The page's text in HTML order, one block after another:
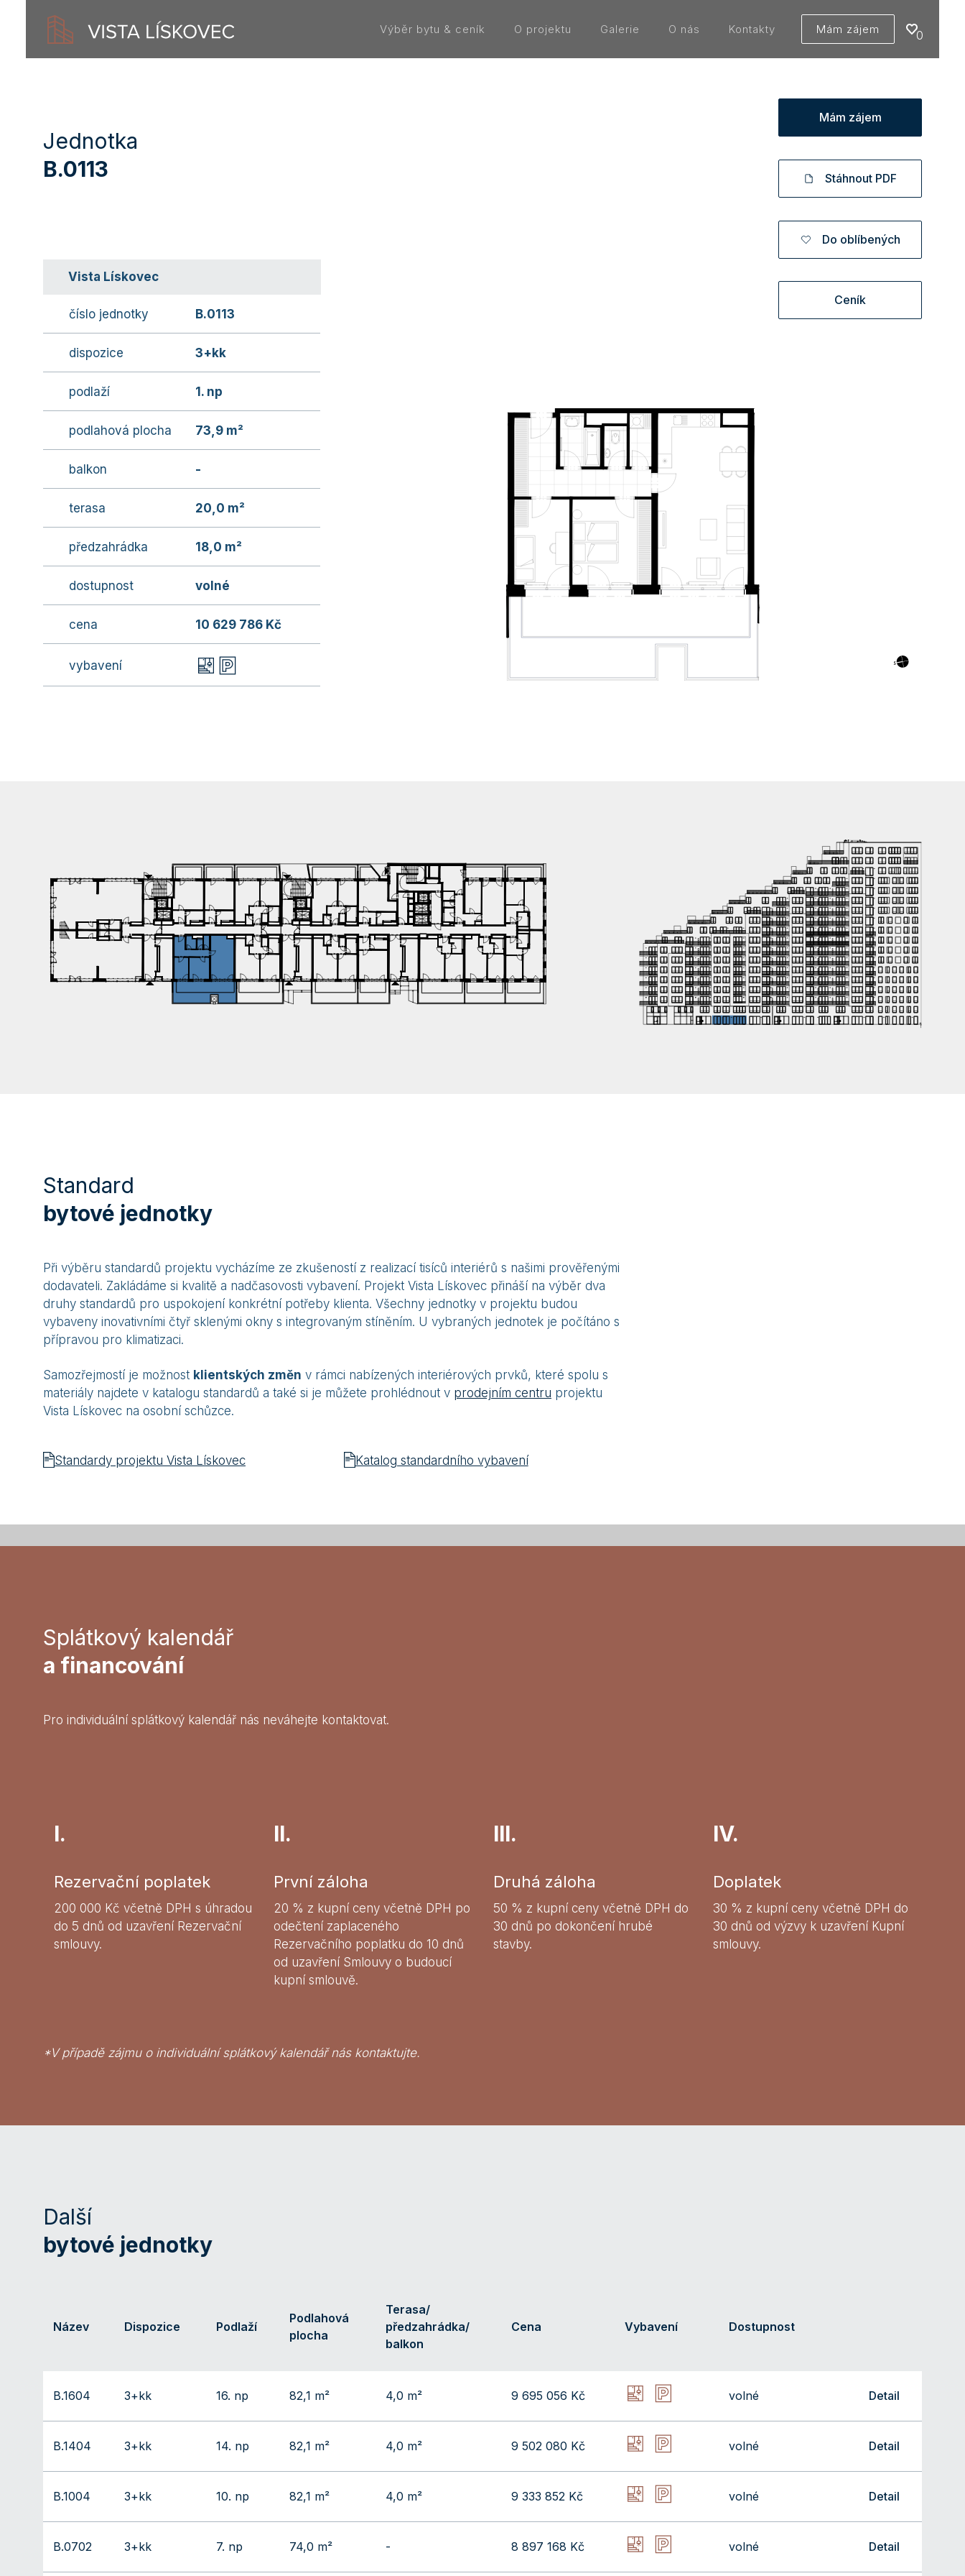
Výběr bytu & ceník O projektu Galerie O nás Kontakty Mám zájem 0
Jednotka
B.0113
Vista Lískovec
číslo jednotky B.0113
dispozice 3+kk
podlaží 1. np
podlahová plocha 73,9 m²
balkon -
terasa 20,0 m²
předzahrádka 18,0 m²
dostupnost volné
cena 10 629 786 Kč
vybavení
Mám zájem
Stáhnout PDF
Do oblíbených
Ceník
Standard
bytové jednotky
Při výběru standardů projektu vycházíme ze zkušeností z realizací tisíců interiérů s našimi prověřenými
dodavateli. Zakládáme si kvalitě a nadčasovosti vybavení. Projekt Vista Lískovec přináší na výběr dva
druhy standardů pro uspokojení konkrétní potřeby klienta. Všechny jednotky v projektu budou
vybaveny inovativními čtyř sklenými okny s integrovaným stíněním. U vybraných jednotek je počítáno s
přípravou pro klimatizaci.
Samozřejmostí je možnost klientských změn v rámci nabízených interiérových prvků, které spolu s
materiály najdete v katalogu standardů a také si je můžete prohlédnout v prodejním centru projektu
Vista Lískovec na osobní schůzce.
Standardy projektu Vista Lískovec Katalog standardního vybavení
Splátkový kalendář
a financování
Pro individuální splátkový kalendář nás neváhejte kontaktovat.
I.
Rezervační poplatek
200 000 Kč včetně DPH s úhradou
do 5 dnů od uzavření Rezervační
smlouvy.
II.
První záloha
20 % z kupní ceny včetně DPH po
odečtení zaplaceného
Rezervačního poplatku do 10 dnů
od uzavření Smlouvy o budoucí
kupní smlouvě.
III.
Druhá záloha
50 % z kupní ceny včetně DPH do
30 dnů po dokončení hrubé
stavby.
IV.
Doplatek
30 % z kupní ceny včetně DPH do
30 dnů od výzvy k uzavření Kupní
smlouvy.
*V případě zájmu o individuální splátkový kalendář nás kontaktujte.
Další
bytové jednotky
Název Dispozice Podlaží
Podlahová
plocha
Terasa/
předzahrádka/
balkon
Cena Vybavení Dostupnost
B.1604 3+kk 16. np 82,1 m² 4,0 m² 9 695 056 Kč volné Detail
B.1404 3+kk 14. np 82,1 m² 4,0 m² 9 502 080 Kč volné Detail
B.1004 3+kk 10. np 82,1 m² 4,0 m² 9 333 852 Kč volné Detail
B.0702 3+kk 7. np 74,0 m² - 8 897 168 Kč volné Detail